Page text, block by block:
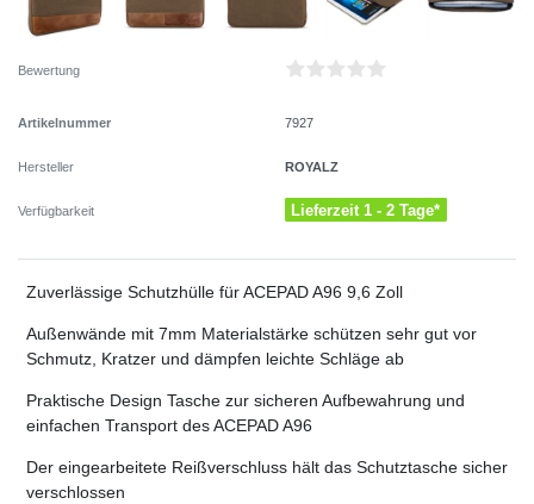
Bewertung
Artikelnummer 7927
Hersteller ROYALZ
Verfügbarkeit Lieferzeit 1 - 2 Tage*
Zuverlässige Schutzhülle für ACEPAD A96 9,6 Zoll
Außenwände mit 7mm Materialstärke schützen sehr gut vor
Schmutz, Kratzer und dämpfen leichte Schläge ab
Praktische Design Tasche zur sicheren Aufbewahrung und
einfachen Transport des ACEPAD A96
Der eingearbeitete Reißverschluss hält das Schutztasche sicher
verschlossen